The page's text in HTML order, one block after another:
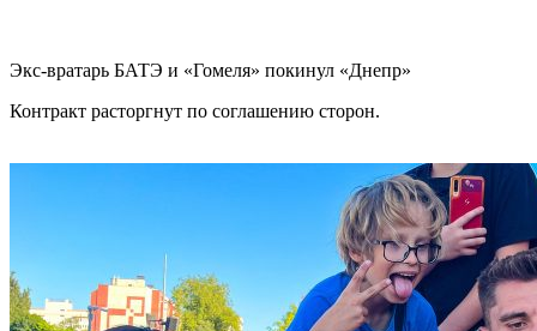
Экс-вратарь БАТЭ и «Гомеля» покинул «Днепр»
Контракт расторгнут по соглашению сторон.